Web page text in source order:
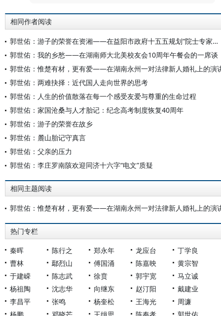
相同作者阅读
郭世佑：游子的荣誉在资湘——在益阳市政府十五五规划“院士专家座谈会”的一席谈
郭世佑：我的乡愁——在湖南师大北美校友会10周年午餐会的一席谈
郭世佑：惟楚有材，更有爱——在湖南永州一对法律新人婚礼上的演
郭世佑：两难抉择：近代国人走向世界的思考
郭世佑：人生的价值散落在每一个感受友爱与尊重的生命过程
郭世佑：家国沧桑与人才胎记：纪念高考制度恢复40周年
郭世佑：游子的荣誉在故乡
郭世佑：麓山胎记守真言
郭世佑：父亲的压力
郭世佑：李庄罗南陔欢迎同济十六字“电文”质疑
相同主题阅读
郭世佑：惟楚有材，更有爱——在湖南永州一对法律新人婚礼上的演
热门专栏
秦晖 陈行之 郑永年 龙应台
丁学良
曹林
鄢烈山 傅国涌 陈嘉映
黄宗智
于建嵘
陈志武 徐贲 郭宇宽
马立诚
杨祖陶
沈志华 向继东 赵汀阳
戴建业
李昌平
张鸣 杨奎松 王海光
周濂